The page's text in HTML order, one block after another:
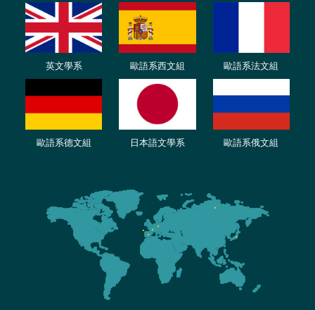
英文學系 歐語系西文組 歐語系法文組
歐語系德文組 日本語文學系 歐語系俄文組